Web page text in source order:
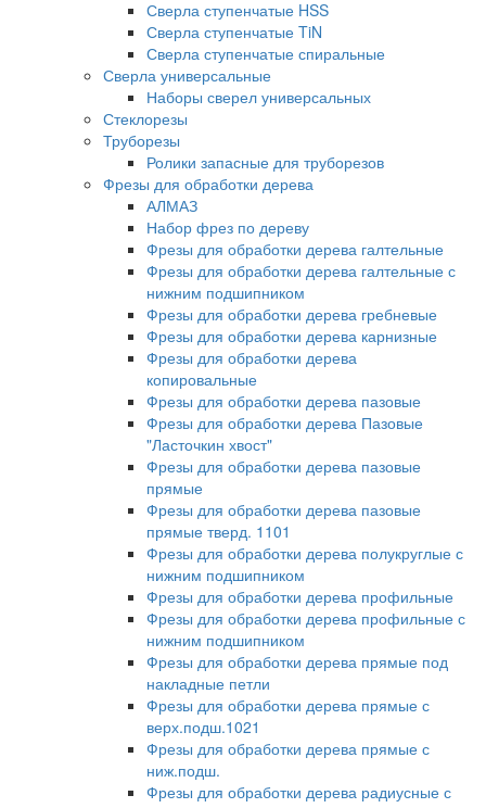
Сверла ступенчатые HSS
Сверла ступенчатые TiN
Сверла ступенчатые спиральные
Сверла универсальные
Наборы сверел универсальных
Стеклорезы
Труборезы
Ролики запасные для труборезов
Фрезы для обработки дерева
АЛМАЗ
Набор фрез по дереву
Фрезы для обработки дерева галтельные
Фрезы для обработки дерева галтельные с
нижним подшипником
Фрезы для обработки дерева гребневые
Фрезы для обработки дерева карнизные
Фрезы для обработки дерева
копировальные
Фрезы для обработки дерева пазовые
Фрезы для обработки дерева Пазовые
"Ласточкин хвост"
Фрезы для обработки дерева пазовые
прямые
Фрезы для обработки дерева пазовые
прямые тверд. 1101
Фрезы для обработки дерева полукруглые с
нижним подшипником
Фрезы для обработки дерева профильные
Фрезы для обработки дерева профильные с
нижним подшипником
Фрезы для обработки дерева прямые под
накладные петли
Фрезы для обработки дерева прямые с
верх.подш.1021
Фрезы для обработки дерева прямые с
ниж.подш.
Фрезы для обработки дерева радиусные с